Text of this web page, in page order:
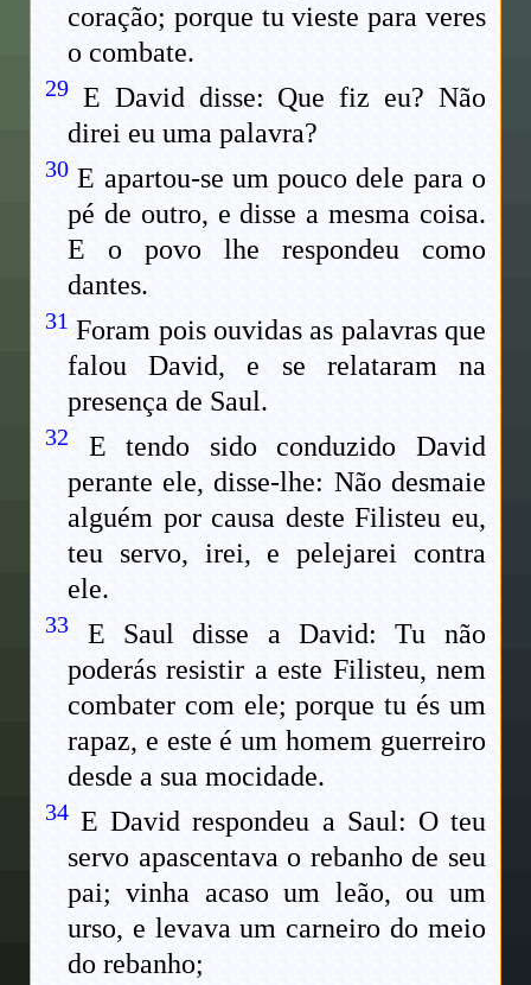
coração; porque tu vieste para veres
o combate.
29 E David disse: Que fiz eu? Não
direi eu uma palavra?
30 E apartou-se um pouco dele para o
pé de outro, e disse a mesma coisa.
E o povo lhe respondeu como
dantes.
31 Foram pois ouvidas as palavras que
falou David, e se relataram na
presença de Saul.
32
E tendo sido conduzido David
perante ele, disse-lhe: Não desmaie
alguém por causa deste Filisteu eu,
teu servo, irei, e pelejarei contra
ele.
33 E Saul disse a David: Tu não
poderás resistir a este Filisteu, nem
combater com ele; porque tu és um
rapaz, e este é um homem guerreiro
desde a sua mocidade.
34 E David respondeu a Saul: O teu
servo apascentava o rebanho de seu
pai; vinha acaso um leão, ou um
urso, e levava um carneiro do meio
do rebanho;